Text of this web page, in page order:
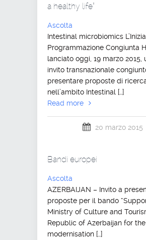
a healthy life”
Ascolta
Intestinal microbiomics
Programmazione Congiunta
lanciato oggi, 19 marzo 2015,
invito transnazionale
presentare proposte di
nell’ambito Intestinal […]
Read more
20 marzo 2015
Bandi europei
Ascolta
AZERBAIJAN – Invito a
proposte per il bando
Ministry of Culture and
Republic of Azerbaijan for the
modernisation […]